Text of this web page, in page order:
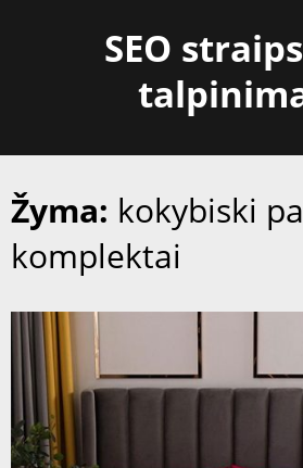
SEO
Žyma: kokybiski
komplektai